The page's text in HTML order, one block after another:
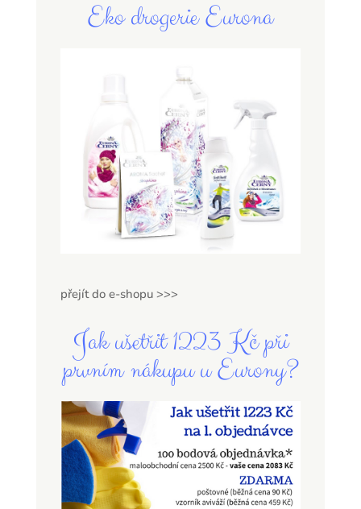
Eko drogerie Eurona
přejít do e-shopu >>>
Jak ušetřit 1223 Kč při
prvním nákupu u Eurony?